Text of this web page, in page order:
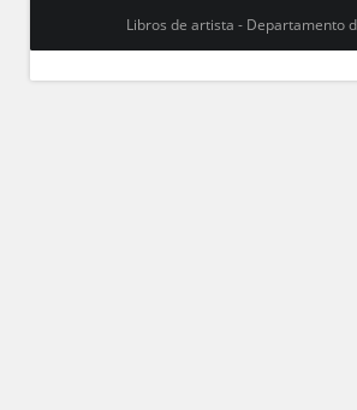
Libros de artista - Departamento